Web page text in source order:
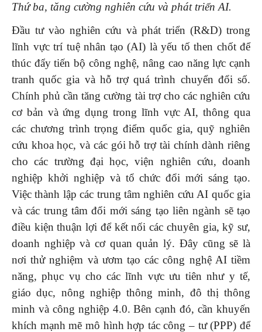
Thứ ba, tăng cường nghiên cứu và phát triển AI.
Đầu tư vào nghiên cứu và phát triển (R&D) trong
lĩnh vực trí tuệ nhân tạo (AI) là yếu tố then chốt để
thúc đẩy tiến bộ công nghệ, nâng cao năng lực cạnh
tranh quốc gia và hỗ trợ quá trình chuyển đổi số.
Chính phủ cần tăng cường tài trợ cho các nghiên cứu
cơ bản và ứng dụng trong lĩnh vực AI, thông qua
các chương trình trọng điểm quốc gia, quỹ nghiên
cứu khoa học, và các gói hỗ trợ tài chính dành riêng
cho các trường đại học, viện nghiên cứu, doanh
nghiệp khởi nghiệp và tổ chức đổi mới sáng tạo.
Việc thành lập các trung tâm nghiên cứu AI quốc gia
và các trung tâm đổi mới sáng tạo liên ngành sẽ tạo
điều kiện thuận lợi để kết nối các chuyên gia, kỹ sư,
doanh nghiệp và cơ quan quản lý. Đây cũng sẽ là
nơi thử nghiệm và ươm tạo các công nghệ AI tiềm
năng, phục vụ cho các lĩnh vực ưu tiên như y tế,
giáo dục, nông nghiệp thông minh, đô thị thông
minh và công nghiệp 4.0. Bên cạnh đó, cần khuyến
khích mạnh mẽ mô hình hợp tác công – tư (PPP) để